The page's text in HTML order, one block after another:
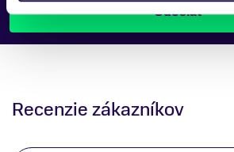
Recenzie zákazníkov